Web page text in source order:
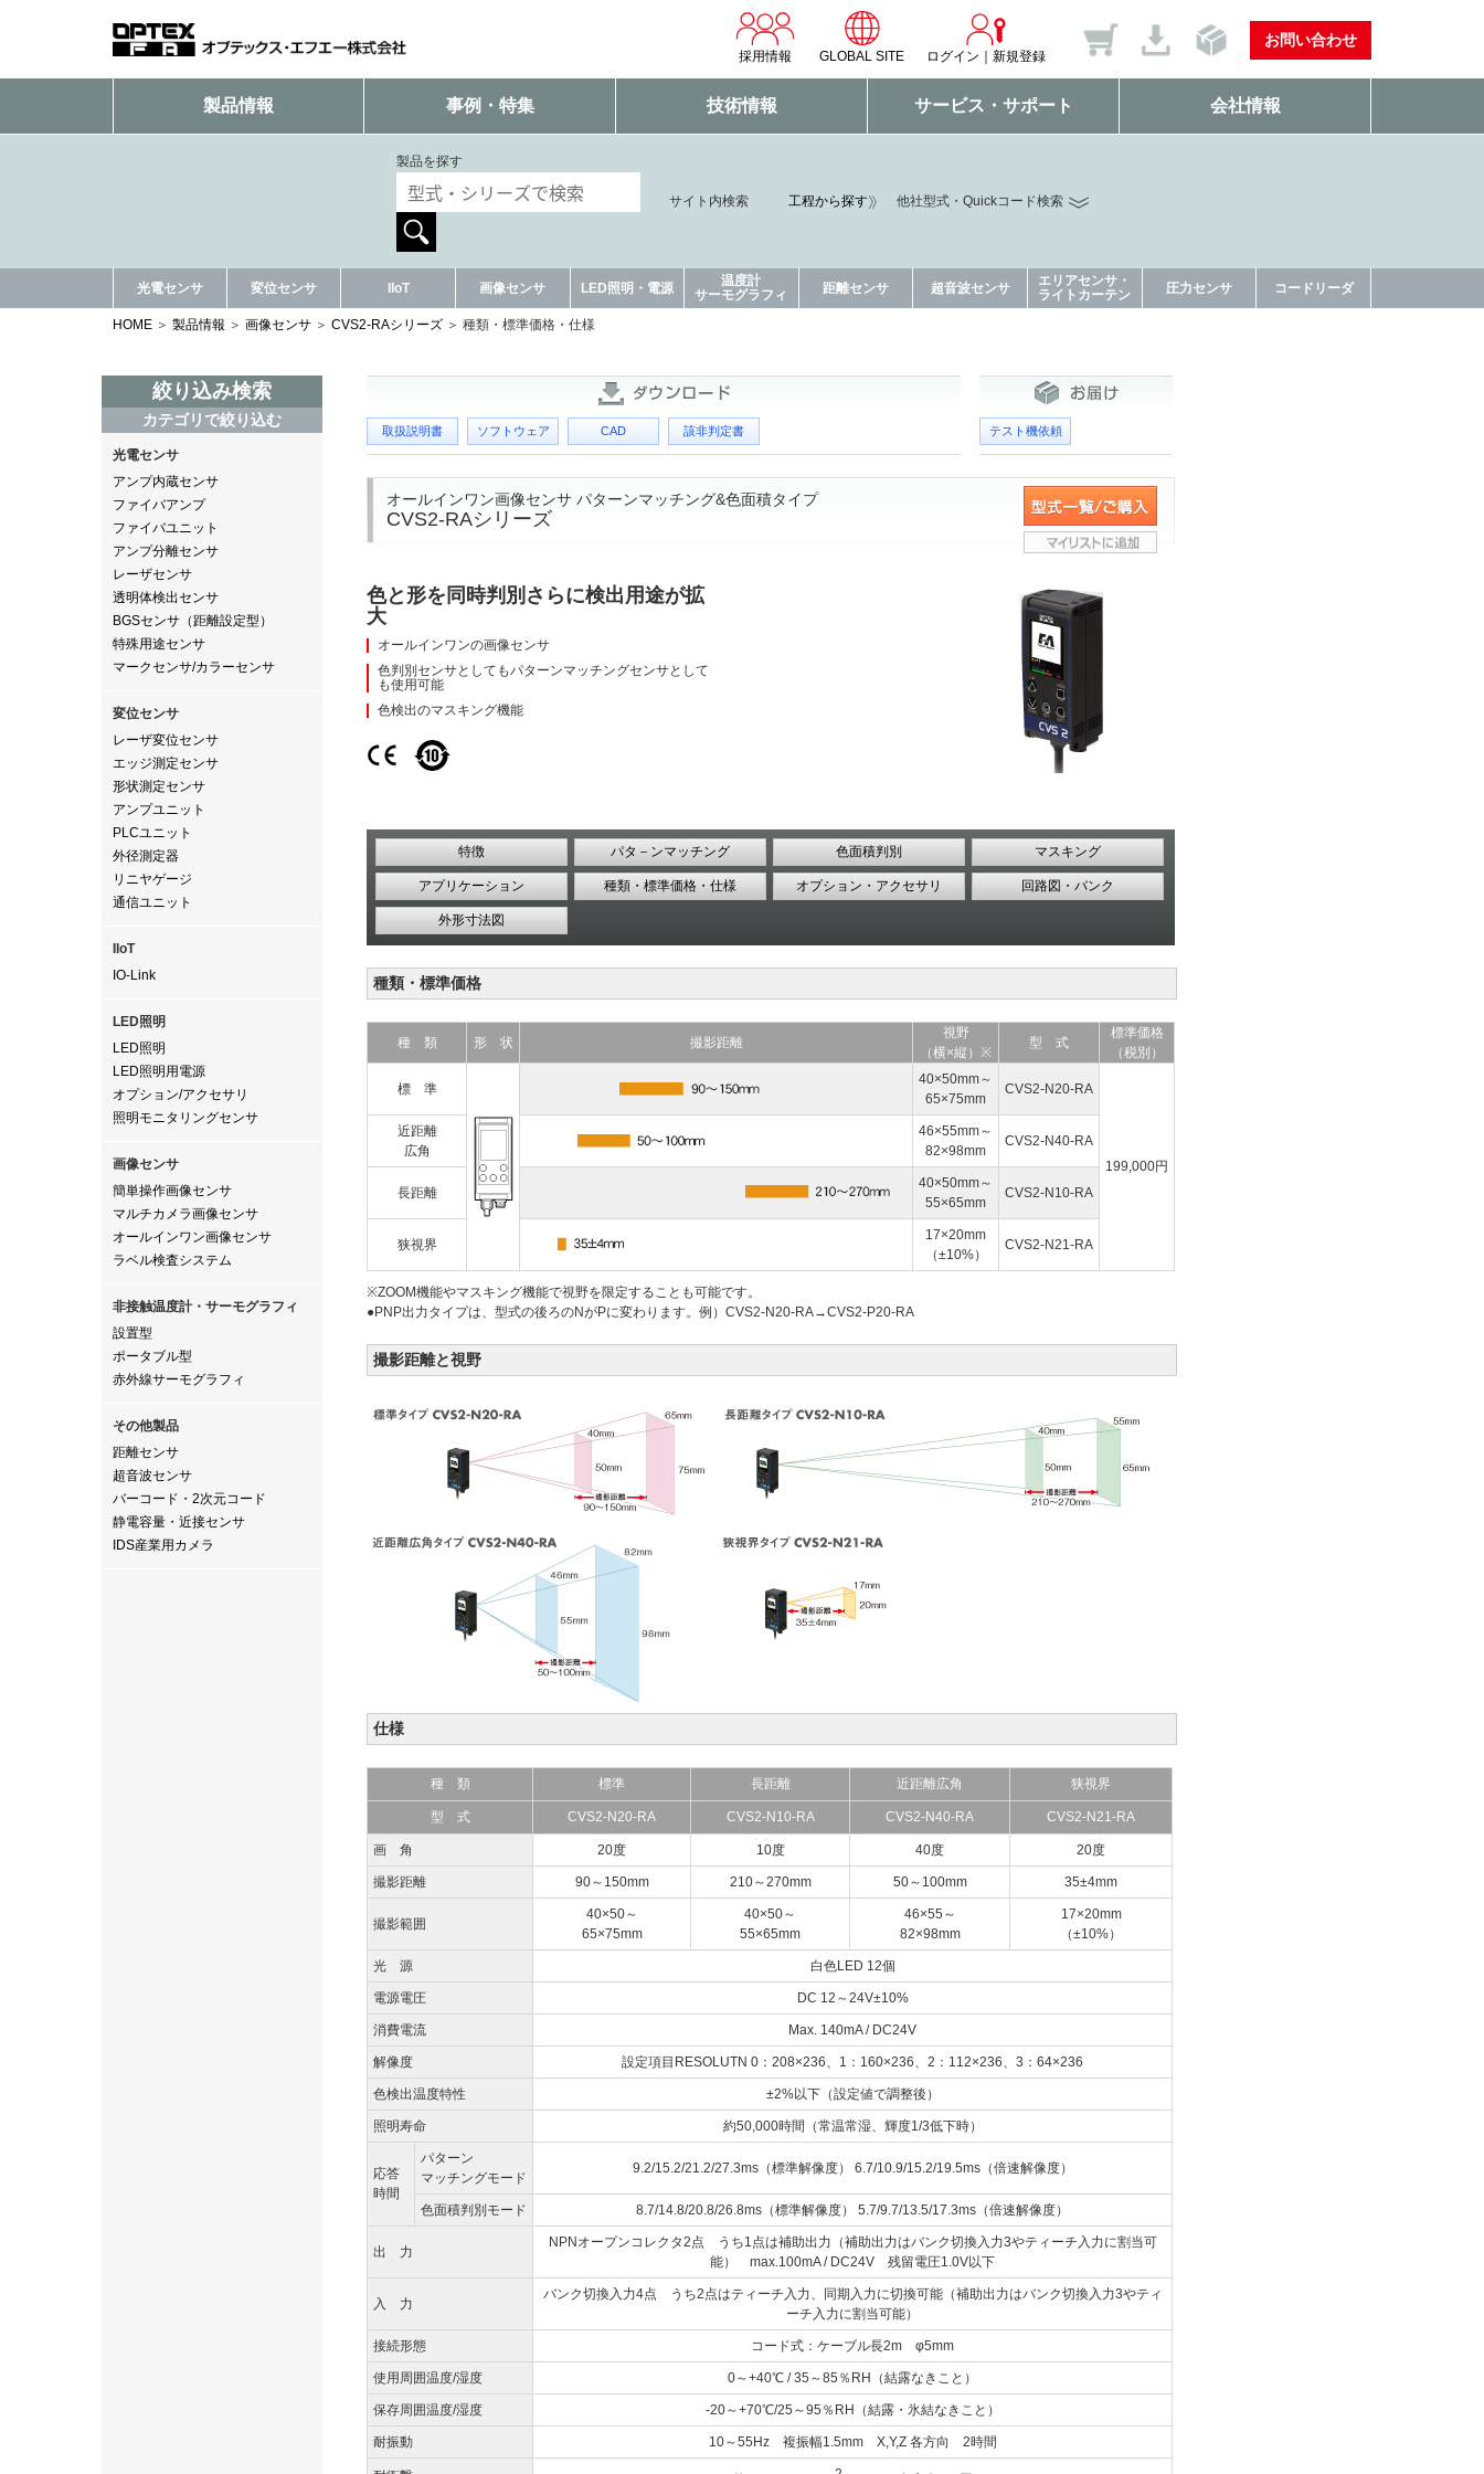
採用情報 GLOBAL SITE ログイン 新規登録
お問い合わせ
製品情報 事例・特集 技術情報 サービス・サポート 会社情報
製品を探す
サイト内検索 工程から探す 他社型式・Quickコード検索
光電センサ 変位センサ IIoT 画像センサ LED照明・電源
温度計
サーモグラフィ
距離センサ 超音波センサ
エリアセンサ・
ライトカーテン
圧力センサ コードリーダ
HOME 製品情報 画像センサ CVS2-RAシリーズ 種類・標準価格・仕様
絞り込み検索
カテゴリで絞り込む
光電センサ
アンプ内蔵センサ
ファイバアンプ
ファイバユニット
アンプ分離センサ
レーザセンサ
透明体検出センサ
BGSセンサ（距離設定型）
特殊用途センサ
マークセンサ/カラーセンサ
変位センサ
レーザ変位センサ
エッジ測定センサ
形状測定センサ
アンプユニット
PLCユニット
外径測定器
リニヤゲージ
通信ユニット
IIoT
IO-Link
LED照明
LED照明
LED照明用電源
オプション/アクセサリ
照明モニタリングセンサ
画像センサ
簡単操作画像センサ
マルチカメラ画像センサ
オールインワン画像センサ
ラベル検査システム
非接触温度計・サーモグラフィ
設置型
ポータブル型
赤外線サーモグラフィ
その他製品
距離センサ
超音波センサ
バーコード・2次元コード
静電容量・近接センサ
IDS産業用カメラ
取扱説明書 ソフトウェア CAD 該非判定書 テスト機依頼
オールインワン画像センサ パターンマッチング&色面積タイプ
CVS2-RAシリーズ
色と形を同時判別さらに検出用途が拡
大
オールインワンの画像センサ
色判別センサとしてもパターンマッチングセンサとして
も使用可能
色検出のマスキング機能
特徴 パタ－ンマッチング 色面積判別 マスキング
アプリケーション 種類・標準価格・仕様 オプション・アクセサリ 回路図・バンク
外形寸法図
種類・標準価格
種 類 形 状 撮影距離
視野
（横×縦） ※
型 式
標準価格
（税別）
標 準
40×50mm～
65×75mm
CVS2-N20-RA
199,000円
近距離
広角
46×55mm～
82×98mm
CVS2-N40-RA
長距離
40×50mm～
55×65mm
CVS2-N10-RA
狭視界
17×20mm
（±10%）
CVS2-N21-RA
※ZOOM機能やマスキング機能で視野を限定することも可能です。
●PNP出力タイプは、型式の後ろのNがPに変わります。例）CVS2-N20-RA→CVS2-P20-RA
撮影距離と視野
仕様
種 類 標準 長距離 近距離広角 狭視界
型 式 CVS2-N20-RA CVS2-N10-RA CVS2-N40-RA CVS2-N21-RA
画 角 20度 10度 40度 20度
撮影距離 90～150mm 210～270mm 50～100mm 35±4mm
撮影範囲
40×50～
65×75mm
40×50～
55×65mm
46×55～
82×98mm
17×20mm
（±10%）
光 源 白色LED 12個
電源電圧 DC 12～24V±10%
消費電流 Max. 140mA / DC24V
解像度 設定項目RESOLUTN 0：208×236、1：160×236、2：112×236、3：64×236
色検出温度特性 ±2%以下（設定値で調整後）
照明寿命 約50,000時間（常温常湿、輝度1/3低下時）
応答
時間
パターン
マッチングモード
9.2/15.2/21.2/27.3ms（標準解像度） 6.7/10.9/15.2/19.5ms（倍速解像度）
色面積判別モード 8.7/14.8/20.8/26.8ms（標準解像度） 5.7/9.7/13.5/17.3ms（倍速解像度）
出 力
NPNオープンコレクタ2点 うち1点は補助出力（補助出力はバンク切換入力3やティーチ入力に割当可
能） max.100mA / DC24V 残留電圧1.0V以下
入 力
バンク切換入力4点 うち2点はティーチ入力、同期入力に切換可能（補助出力はバンク切換入力3やティ
ーチ入力に割当可能）
接続形態 コード式：ケーブル長2m φ5mm
使用周囲温度/湿度 0～+40℃ / 35～85％RH（結露なきこと）
保存周囲温度/湿度 -20～+70℃/25～95％RH（結露・氷結なきこと）
耐振動 10～55Hz 複振幅1.5mm X,Y,Z 各方向 2時間